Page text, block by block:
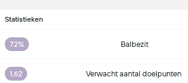
Statistieken
72% Balbezit
1.62 Verwacht aantal doelpunten